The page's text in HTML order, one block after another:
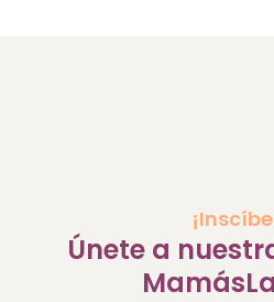
Únete a